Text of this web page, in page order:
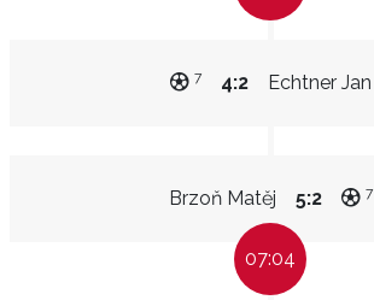
Echtner Jan
4:2
7
Brzoň Matěj 5:2 7
07:04